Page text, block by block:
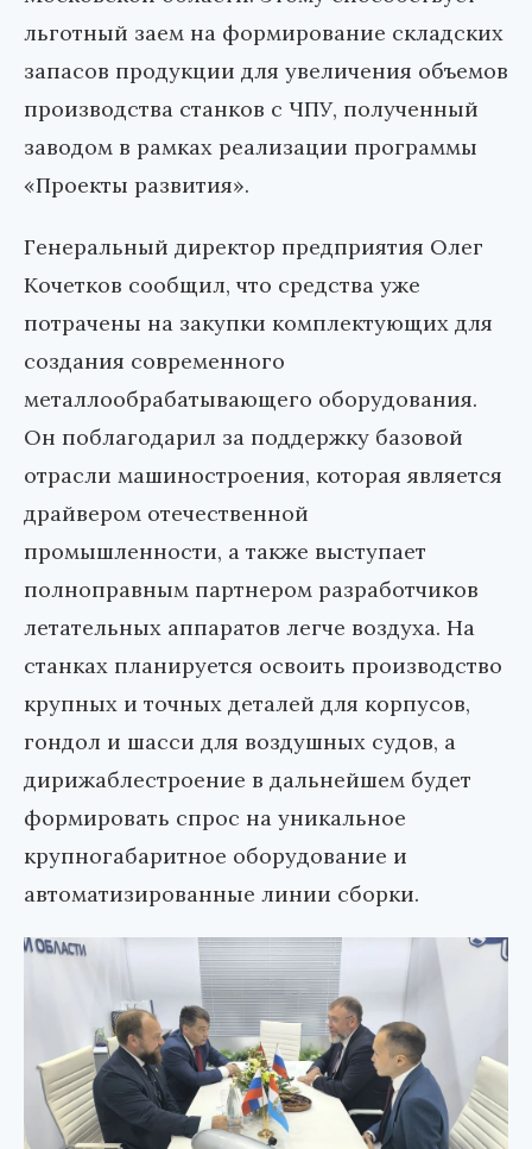
льготный заем на формирование складских
запасов продукции для увеличения объемов
производства станков с ЧПУ, полученный
заводом в рамках реализации программы
«Проекты развития».
Генеральный директор предприятия Олег
Кочетков сообщил, что средства уже
потрачены на закупки комплектующих для
создания современного
металлообрабатывающего оборудования.
Он поблагодарил за поддержку базовой
отрасли машиностроения, которая является
драйвером отечественной
промышленности, а также выступает
полноправным партнером разработчиков
летательных аппаратов легче воздуха. На
станках планируется освоить производство
крупных и точных деталей для корпусов,
гондол и шасси для воздушных судов, а
дирижаблестроение в дальнейшем будет
формировать спрос на уникальное
крупногабаритное оборудование и
автоматизированные линии сборки.